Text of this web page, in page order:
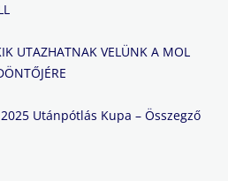
UTAZHATNAK VELÜNK A MOL
Utánpótlás Kupa – Összegző